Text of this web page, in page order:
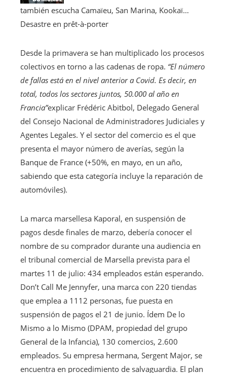
también escucha Camaïeu, San Marina, Kookaï…
Desastre en prêt-à-porter
Desde la primavera se han multiplicado los procesos
colectivos en torno a las cadenas de ropa. “El número
de fallas está en el nivel anterior a Covid. Es decir, en
total, todos los sectores juntos, 50.000 al año en
Francia”explicar Frédéric Abitbol, ​​Delegado General
del Consejo Nacional de Administradores Judiciales y
Agentes Legales. Y el sector del comercio es el que
presenta el mayor número de averías, según la
Banque de France (+50%, en mayo, en un año,
sabiendo que esta categoría incluye la reparación de
automóviles).
La marca marsellesa Kaporal, en suspensión de
pagos desde finales de marzo, debería conocer el
nombre de su comprador durante una audiencia en
el tribunal comercial de Marsella prevista para el
martes 11 de julio: 434 empleados están esperando.
Don’t Call Me Jennyfer, una marca con 220 tiendas
que emplea a 1112 personas, fue puesta en
suspensión de pagos el 21 de junio. Ídem De lo
Mismo a lo Mismo (DPAM, propiedad del grupo
General de la Infancia), 130 comercios, 2.600
empleados. Su empresa hermana, Sergent Major, se
encuentra en procedimiento de salvaguardia. El plan